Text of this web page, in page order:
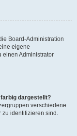
Board-Administration
eigene
einen Administrator
dargestellt?
verschiedene
zu identifizieren sind.